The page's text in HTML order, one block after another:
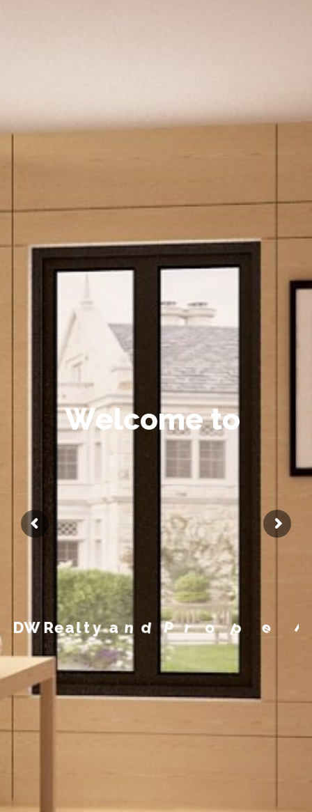
Welcome to
DW Realty and P ro perty Mana g e m